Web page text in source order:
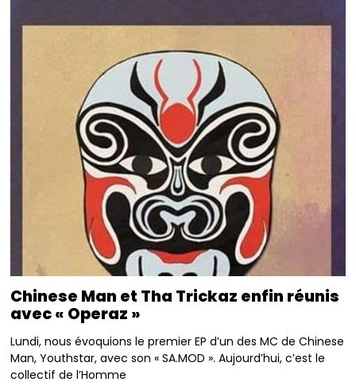
Chinese Man et Tha Trickaz enfin réunis
avec « Operaz »
Lundi, nous évoquions le premier EP d’un des MC de Chinese
Man, Youthstar, avec son « SA.MOD ». Aujourd’hui, c’est le
collectif de l’Homme